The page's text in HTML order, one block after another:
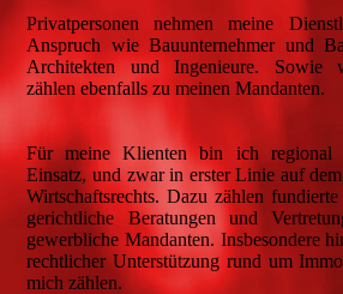
Privatpersonen nehmen meine
Anspruch wie Bauunternehmer und
Architekten und Ingenieure. Sowie
zählen ebenfalls zu meinen Mandanten.
Für meine Klienten bin ich regional
Einsatz, und zwar in erster Linie auf
Wirtschaftsrechts. Dazu zählen
gerichtliche Beratungen und
gewerbliche Mandanten. Insbesondere
rechtlicher Unterstützung rund um
mich zählen.